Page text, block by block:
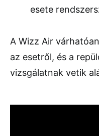
esete
A Wizz Air
az esetről, és a
vizsgálatnak vetik